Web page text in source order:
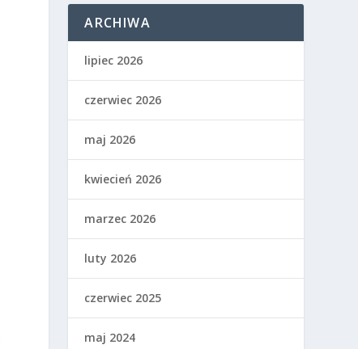
ARCHIWA
lipiec 2026
czerwiec 2026
maj 2026
kwiecień 2026
marzec 2026
luty 2026
czerwiec 2025
maj 2024